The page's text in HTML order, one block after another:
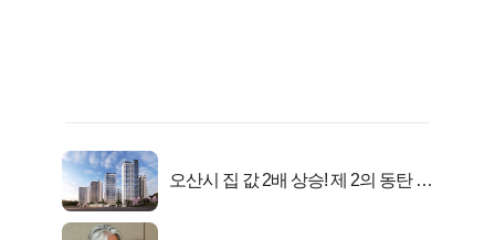
오산시 집 값 2배 상승! 제 2의 동탄 신